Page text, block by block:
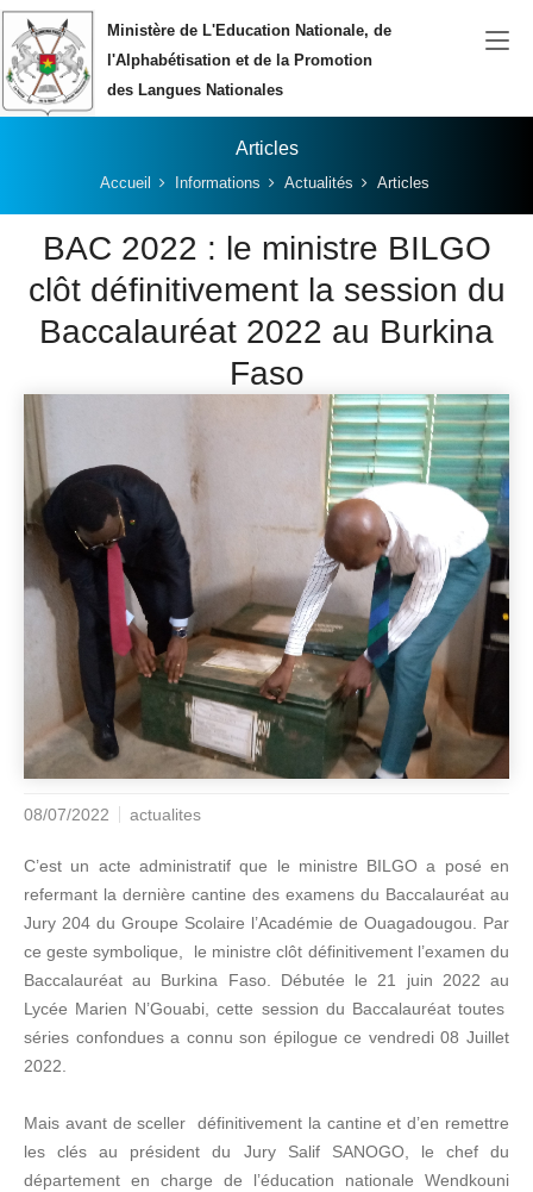
Aller au contenu principalMinistère de L'Education Nationale, de
l'Alphabétisation et de la Promotion
des Langues Nationales
Articles
Vous êtes ici:Accueil Informations Actualités Articles
BAC 2022 : le ministre BILGO
clôt définitivement la session du
Baccalauréat 2022 au Burkina
Faso
08/07/2022 actualites
C’est un acte administratif que le ministre BILGO a posé en
refermant la dernière cantine des examens du Baccalauréat au
Jury 204 du Groupe Scolaire l’Académie de Ouagadougou. Par
ce geste symbolique, le ministre clôt définitivement l’examen du
Baccalauréat au Burkina Faso. Débutée le 21 juin 2022 au
Lycée Marien N’Gouabi, cette session du Baccalauréat toutes
séries confondues a connu son épilogue ce vendredi 08 Juillet
2022.
Mais avant de sceller définitivement la cantine et d’en remettre
les clés au président du Jury Salif SANOGO, le chef du
département en charge de l’éducation nationale Wendkouni